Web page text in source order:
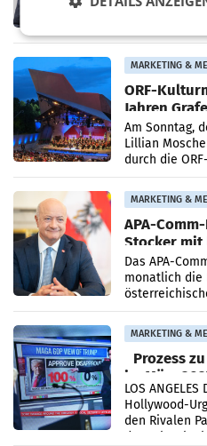
bestätigte
MARKETING &
ORF-
Jahren
Am Sonntag,
Lillian
durch die
startet mit der
Grafenegg
MARKETING &
APA-
Stocker mit
im Juli
Das APA-
monatlich die
analysiert,
Politiker
MARKETING &
Prozess
im März
LOS
Hollywood-
den Rivalen
der Schwebe